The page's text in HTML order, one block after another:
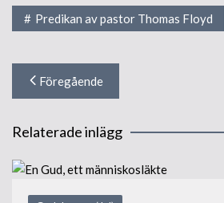
Predikan av pastor Thomas Floyd
Inläggsnavigering
Föregående
Relaterade inlägg